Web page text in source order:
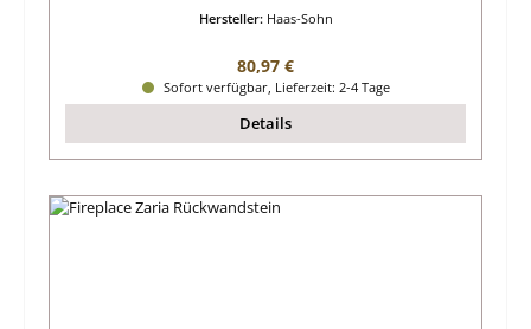
Hersteller: Haas-Sohn
Regulärer Preis:
80,97 €
Sofort verfügbar, Lieferzeit: 2-4 Tage
Details